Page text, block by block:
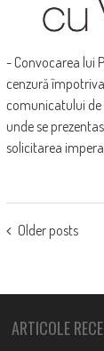
- Convocarea lui
cenzură
comunicatului de
unde se
solicitarea
POSTS
Older posts
ARTICOLE